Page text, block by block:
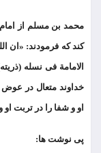
محمد بن مسلم از امام
کند که فرمودند: «ان
الامامة فی نسله
خداوند متعال در
او و شفا را در تربت او
پی نوشت ها: